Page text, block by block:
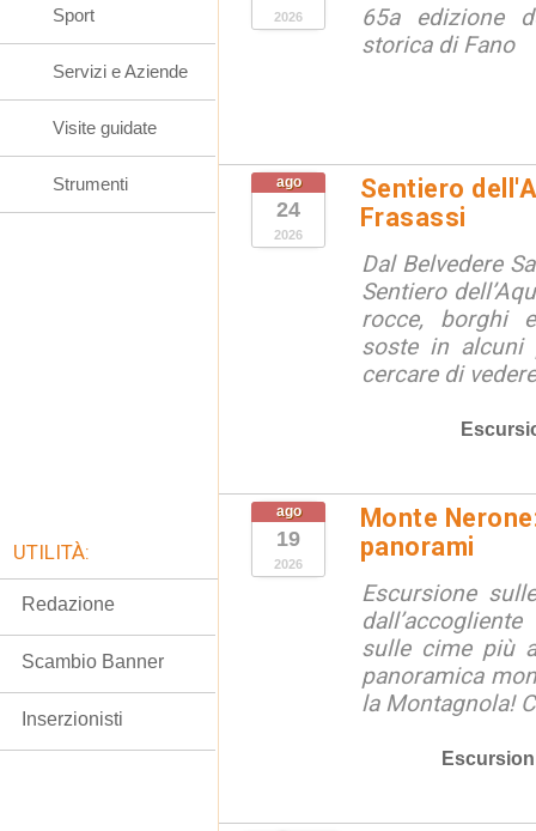
2026
65a edizione
storica di Fano
ago
24
2026
Sentiero
Frasassi
Dal Belvedere
Sentiero
rocce, borghi
soste in alcuni
cercare di
ago
19
2026
Monte
panorami
Escursione
sulle cime più
panoramica
la Montagnola!
Sport
Servizi e Aziende
Visite guidate
Strumenti
UTILITÀ:
Redazione
Scambio Banner
Inserzionisti